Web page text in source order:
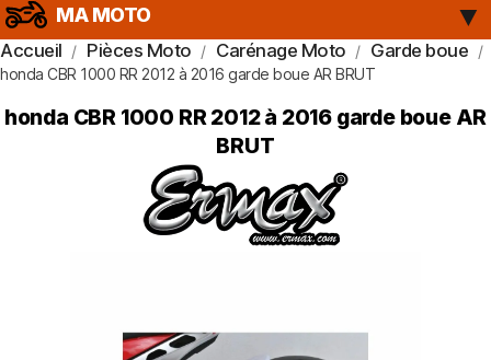
MA MOTO
Accueil Pièces Moto Carénage Moto Garde boue
honda CBR 1000 RR 2012 à 2016 garde boue AR BRUT
honda CBR 1000 RR 2012 à 2016 garde boue AR
BRUT